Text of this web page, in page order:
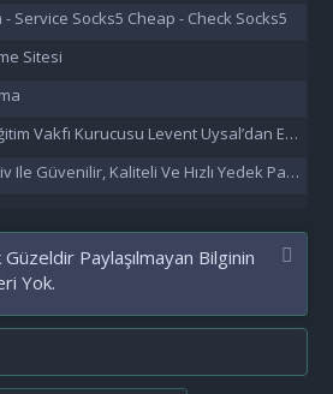
Service Socks5 Cheap - Check Socks5
Sitesi
Kurucusu Levent Uysal’dan Eğitime Büyük Destek
Kaliteli Ve Hızlı Yedek Parça Çözümleri
Paylaşılmayan Bilginin
Yok.